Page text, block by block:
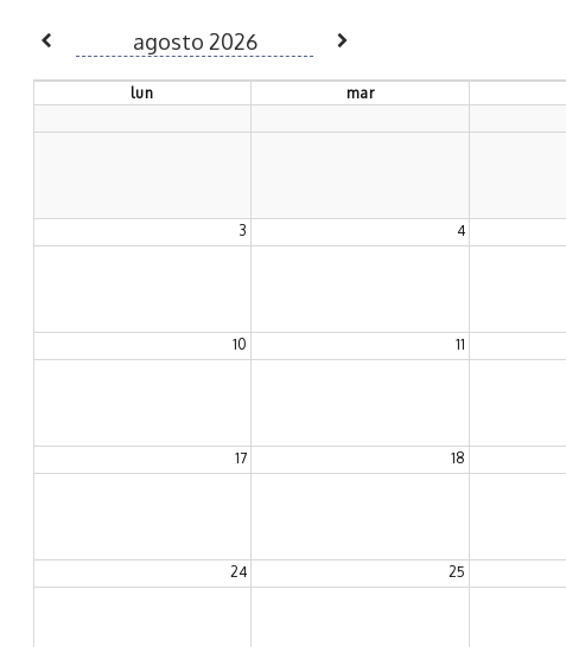
My Calendar 1
agosto 2026
lunes
lun martes
mar
3 4
10 11
17 18
24 25